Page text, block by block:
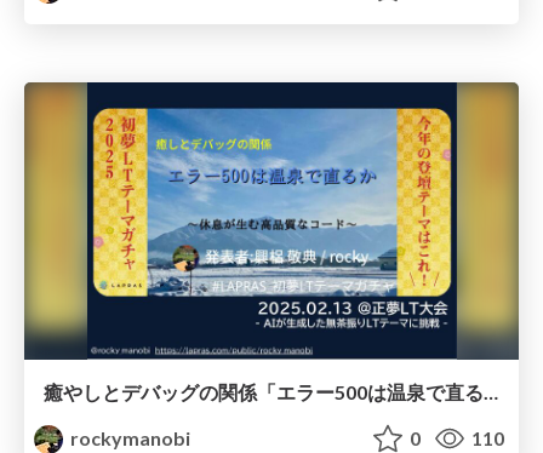
癒やしとデバッグの関係「エラー500は温泉で直るか」休息が生む高品質なコード
rockymanobi
0 110